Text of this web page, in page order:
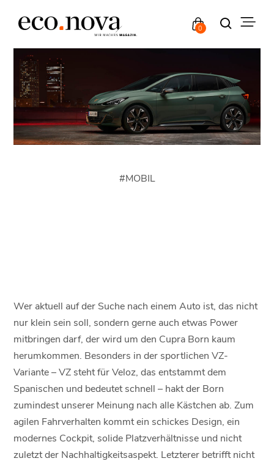
0
#MOBIL
Wer aktuell auf der Suche nach einem Auto ist, das nicht
nur klein sein soll, sondern gerne auch etwas Power
mitbringen darf, der wird um den Cupra Born kaum
herumkommen. Besonders in der sportlichen VZ-
Variante – VZ steht für Veloz, das entstammt dem
Spanischen und bedeutet schnell – hakt der Born
zumindest unserer Meinung nach alle Kästchen ab. Zum
agilen Fahrverhalten kommt ein schickes Design, ein
modernes Cockpit, solide Platzverhältnisse und nicht
zuletzt der Nachhaltigkeitsaspekt. Letzterer betrifft nicht